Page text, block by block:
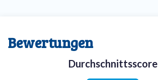
Bewertungen
Durchschnittsscore